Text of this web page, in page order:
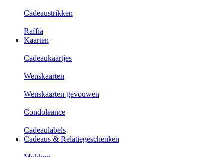
Cadeaustrikken
Raffia
Kaarten
Cadeaukaartjes
Wenskaarten
Wenskaarten gevouwen
Condoleance
Cadeaulabels
Cadeaus & Relatiegeschenken